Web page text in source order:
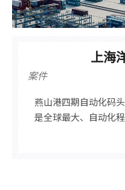
上海
案件
燕山港四期自动化码
是全球最大、自动化